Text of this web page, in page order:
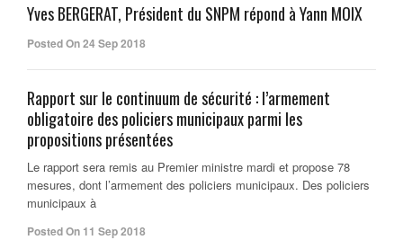
Yves BERGERAT, Président du SNPM répond à Yann MOIX
Posted On 24 Sep 2018
Rapport sur le continuum de sécurité : l’armement
obligatoire des policiers municipaux parmi les
propositions présentées
Le rapport sera remis au Premier ministre mardi et propose 78
mesures, dont l’armement des policiers municipaux. Des policiers
municipaux à
Posted On 11 Sep 2018